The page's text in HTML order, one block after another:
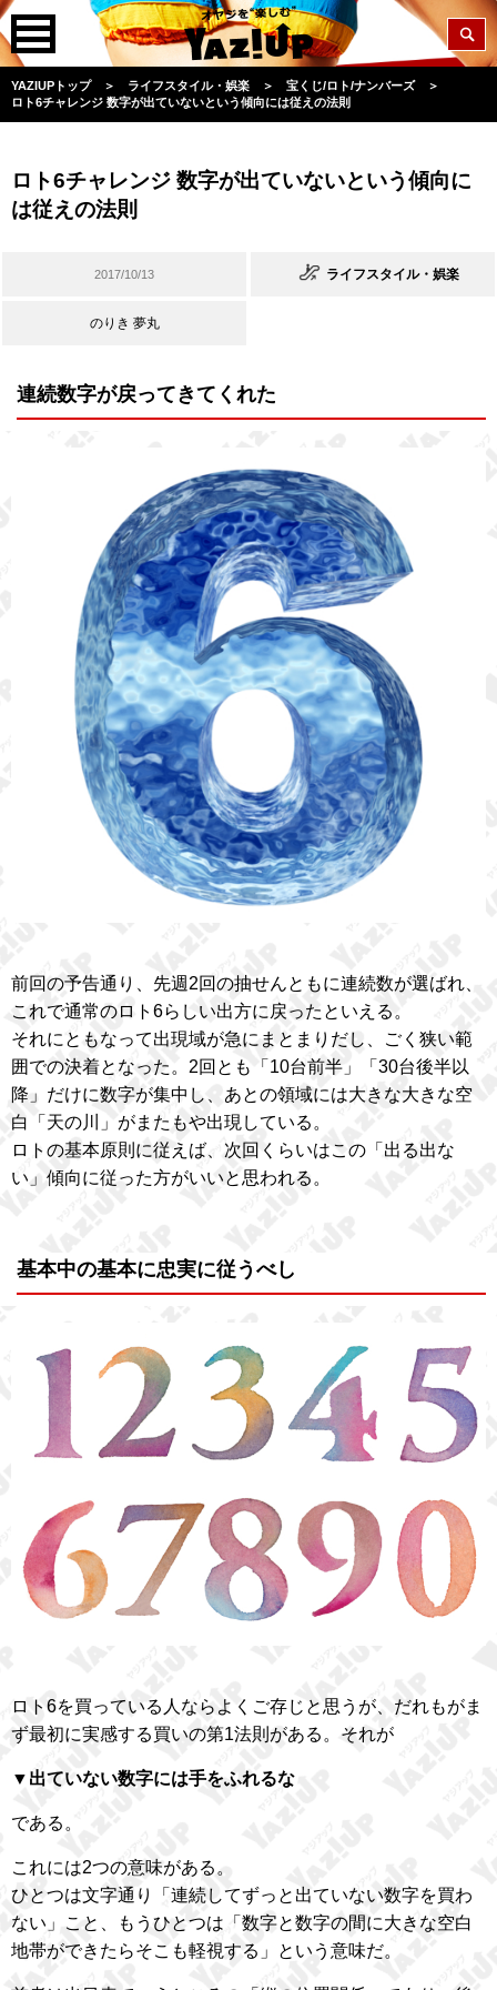
YAZIUPトップ ＞ ライフスタイル・娯楽 ＞ 宝くじ/ロト/ナンバーズ
＞
ロト6チャレンジ 数字が出ていないという傾向には従えの法則
ロト6チャレンジ 数字が出ていないという傾向に
は従えの法則
2017/10/13 ライフスタイル・娯楽
のりき 夢丸
連続数字が戻ってきてくれた
前回の予告通り、先週2回の抽せんともに連続数が選ばれ、
これで通常のロト6らしい出方に戻ったといえる。
それにともなって出現域が急にまとまりだし、ごく狭い範
囲での決着となった。2回とも「10台前半」「30台後半以
降」だけに数字が集中し、あとの領域には大きな大きな空
白「天の川」がまたもや出現している。
ロトの基本原則に従えば、次回くらいはこの「出る出な
い」傾向に従った方がいいと思われる。
基本中の基本に忠実に従うべし
ロト6を買っている人ならよくご存じと思うが、だれもがま
ず最初に実感する買いの第1法則がある。それが
▼出ていない数字には手をふれるな
である。
これには2つの意味がある。
ひとつは文字通り「連続してずっと出ていない数字を買わ
ない」こと、もうひとつは「数字と数字の間に大きな空白
地帯ができたらそこも軽視する」という意味だ。